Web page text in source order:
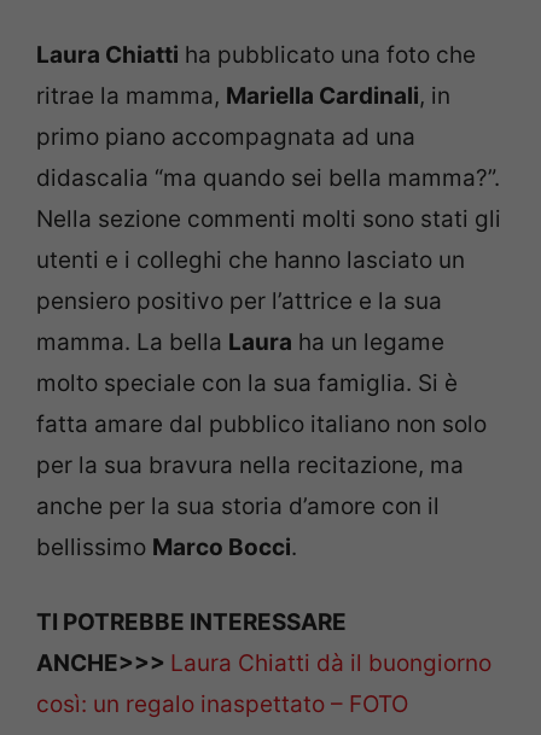
Laura Chiatti ha pubblicato una foto che
ritrae la mamma, Mariella Cardinali, in
primo piano accompagnata ad una
didascalia “ma quando sei bella mamma?”.
Nella sezione commenti molti sono stati gli
utenti e i colleghi che hanno lasciato un
pensiero positivo per l’attrice e la sua
mamma. La bella Laura ha un legame
molto speciale con la sua famiglia. Si è
fatta amare dal pubblico italiano non solo
per la sua bravura nella recitazione, ma
anche per la sua storia d’amore con il
bellissimo Marco Bocci.
TI POTREBBE INTERESSARE
ANCHE>>> Laura Chiatti dà il buongiorno
così: un regalo inaspettato – FOTO